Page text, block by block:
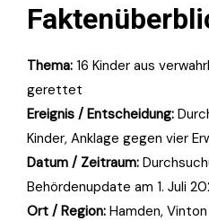
Thema: 16 Kinder aus
gerettet
Ereignis / Entscheidung:
Kinder, Anklage gegen vier
Datum / Zeitraum:
Behördenupdate am 1. Juli
Ort / Region: Hamden,